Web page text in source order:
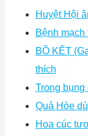
Huyệt Hội
Bệnh
BỒ KẾT
thích
Trong
Quả Hòe
Hoa cúc